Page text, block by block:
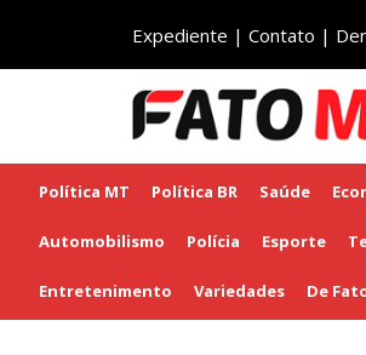
Expediente | Contato |
Política MT Política BR Saúde
Automobilismo Polícia Esporte
Entretenimento Variedades De